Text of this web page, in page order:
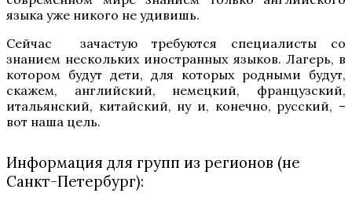
языка уже никого не удивишь.
Сейчас зачастую требуются специалисты со
знанием нескольких иностранных языков. Лагерь, в
котором будут дети, для которых родными будут,
скажем, английский, немецкий, французский,
итальянский, китайский, ну и, конечно, русский, –
вот наша цель.
Информация для групп из регионов (не
Санкт-Петербург):